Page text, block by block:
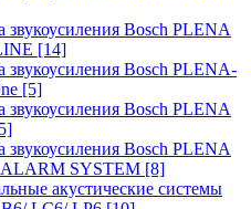
звукоусиления Bosch PLENA
[14]
звукоусиления Bosch PLENA-
[5]
звукоусиления Bosch PLENA
звукоусиления Bosch PLENA
SYSTEM [8]
акустические системы